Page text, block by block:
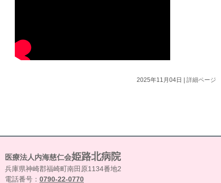
2025年11月04日 | 詳細ページ
医療法人内海慈仁会姫路北病院
兵庫県神崎郡福崎町南田原1134番地2
電話番号： 0790-22-0770